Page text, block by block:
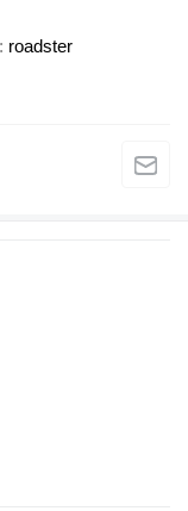
roadster